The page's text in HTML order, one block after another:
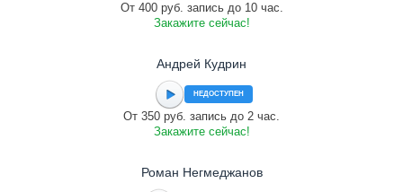
От 400 руб. запись до 10 час.
Закажите сейчас!
Андрей Кудрин
НЕДОСТУПЕН
От 350 руб. запись до 2 час.
Закажите сейчас!
Роман Негмеджанов